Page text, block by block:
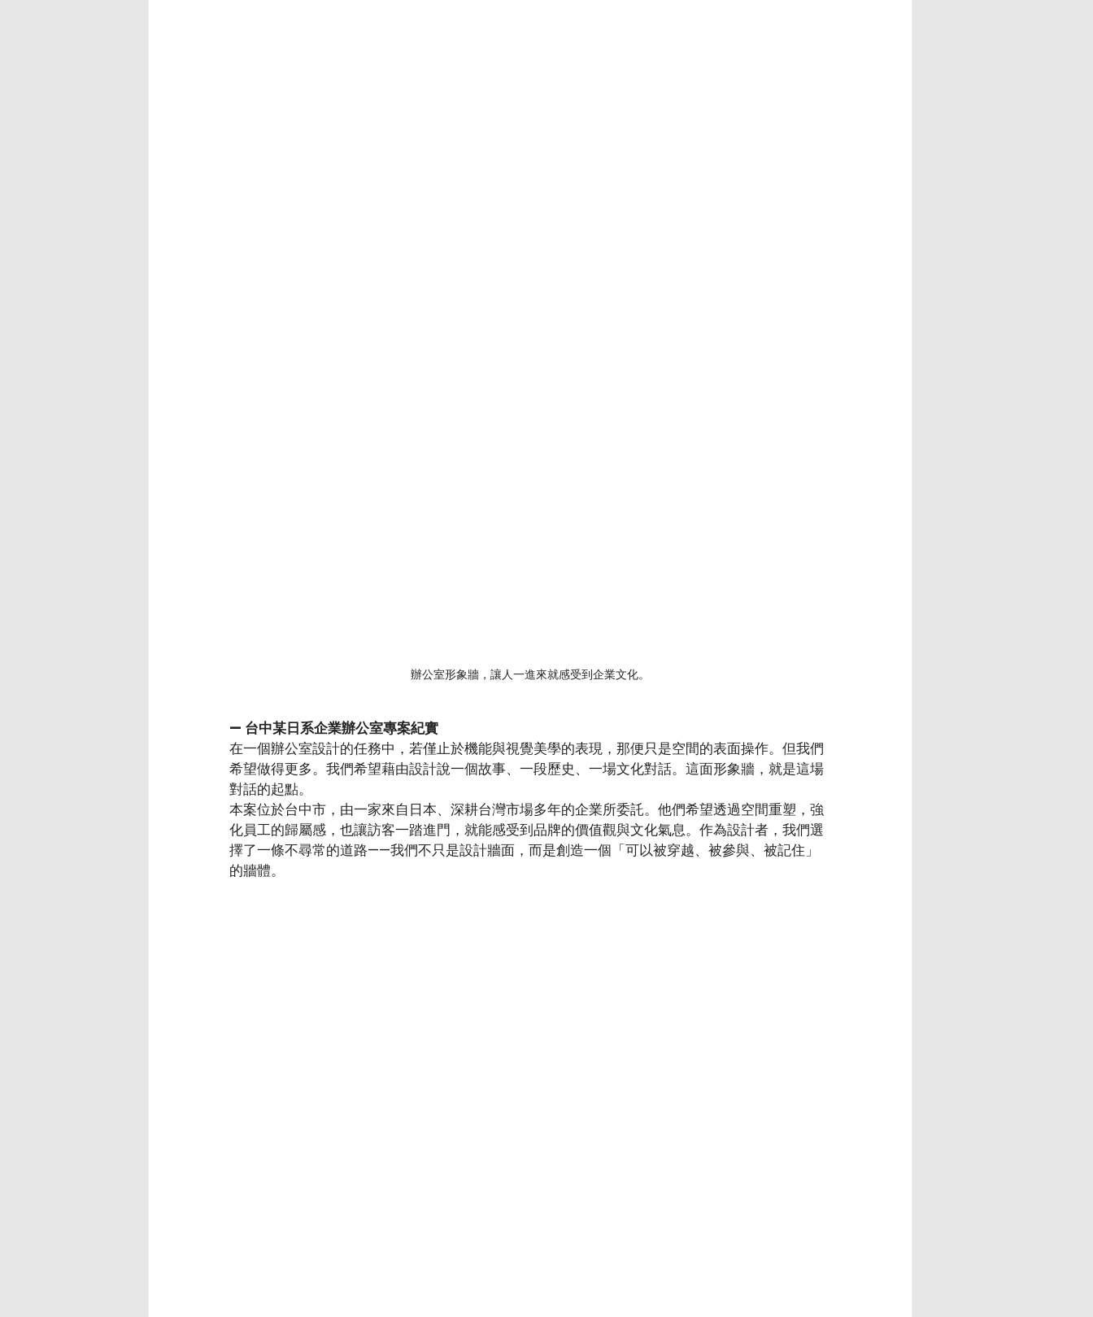
辦公室形象牆，讓人一進來就感受到企業文化。
— 台中某日系企業辦公室專案紀實
在一個辦公室設計的任務中，若僅止於機能與視覺美學的表現，那便只是空間的表面操作。但我們
希望做得更多。我們希望藉由設計說一個故事、一段歷史、一場文化對話。這面形象牆，就是這場
對話的起點。
本案位於台中市，由一家來自日本、深耕台灣市場多年的企業所委託。他們希望透過空間重塑，強
化員工的歸屬感，也讓訪客一踏進門，就能感受到品牌的價值觀與文化氣息。作為設計者，我們選
擇了一條不尋常的道路——我們不只是設計牆面，而是創造一個「可以被穿越、被參與、被記住」
的牆體。